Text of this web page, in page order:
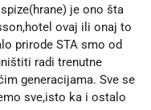
je ono šta
ovaj ili onaj to
prirode STA smo od
radi trenutne
generacijama. Sve se
sve,isto ka i ostalo